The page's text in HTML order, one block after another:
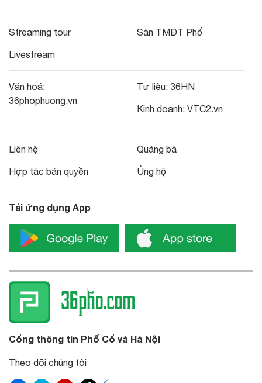
Streaming tour
Livestream
Sàn TMĐT Phố
Văn hoá:
36phophuong.vn
Tư liệu: 36HN
Kinh doanh: VTC2.vn
Liên hệ
Hợp tác bản quyền
Quảng bá
Ủng hộ
Tải ứng dụng App
Cổng thông tin Phố Cổ và Hà Nội
Theo dõi chúng tôi